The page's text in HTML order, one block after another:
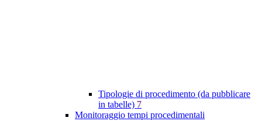
Tipologie di procedimento (da pubblicare
in tabelle) 7
Monitoraggio tempi procedimentali